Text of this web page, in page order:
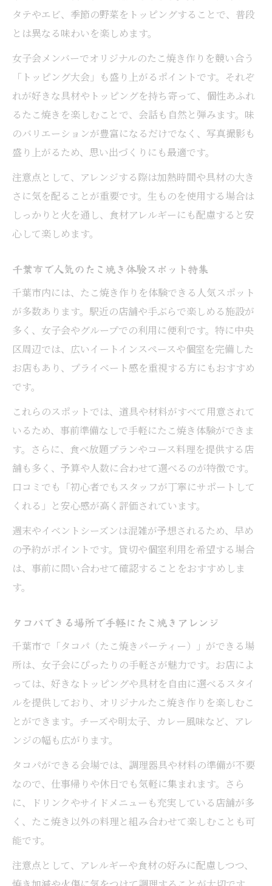
たこ焼き女子会で人気のトッピングアイデ
ア
みんなで楽しむたこ焼きの盛り付けポイン
ト
新鮮食材を活かしたたこ焼きの新発見
千葉市の新鮮食材でたこ焼きアレンジ体験
たこ焼きを地元野菜や魚介で美味しく創作
素材を活かしたたこ焼きで女子会に驚きを
たこ焼きアレンジに千葉産食材がおすすめ
たこ焼きパーティーのワクワクを千葉で叶える
力
たこ焼きパーティーで女子会がもっと楽し
く
手ぶらで参加できる千葉のタコパスポット
たこ焼き女子会の盛り上げ方と工夫ポイン
ト
SNS映えする変わり種たこ焼き作りのヒント
たこ焼きでSNS映えを叶えるアレンジ術
千葉市女子会で試したい変わり種たこ焼き
インスタ映えするたこ焼きアレンジの秘訣
駅近で手ぶら楽しむたこ焼きイベント案内
千葉駅近で手ぶら参加たこ焼きイベント体
紹介
タコパできる場所千葉で手軽にイベント開
催
千葉市で駅近たこ焼きイベントの選び方
手ぶら女子会に最適なたこ焼き体験の魅力
タテやエビ、季節の野菜をトッピングすることで、普段
とは異なる味わいを楽しめます。
女子会メンバーでオリジナルのたこ焼き作りを競い合う
「トッピング大会」も盛り上がるポイントです。それぞ
れが好きな具材やトッピングを持ち寄って、個性あふれ
るたこ焼きを楽しむことで、会話も自然と弾みます。味
のバリエーションが豊富になるだけでなく、写真撮影も
盛り上がるため、思い出づくりにも最適です。
注意点として、アレンジする際は加熱時間や具材の大き
さに気を配ることが重要です。生ものを使用する場合は
しっかりと火を通し、食材アレルギーにも配慮すると安
心して楽しめます。
千葉市で人気のたこ焼き体験スポット特集
千葉市内には、たこ焼き作りを体験できる人気スポット
が多数あります。駅近の店舗や手ぶらで楽しめる施設が
多く、女子会やグループでの利用に便利です。特に中央
区周辺では、広いイートインスペースや個室を完備した
お店もあり、プライベート感を重視する方にもおすすめ
です。
これらのスポットでは、道具や材料がすべて用意されて
いるため、事前準備なしで手軽にたこ焼き体験ができま
す。さらに、食べ放題プランやコース料理を提供する店
舗も多く、予算や人数に合わせて選べるのが特徴です。
口コミでも「初心者でもスタッフが丁寧にサポートして
くれる」と安心感が高く評価されています。
週末やイベントシーズンは混雑が予想されるため、早め
の予約がポイントです。貸切や個室利用を希望する場合
は、事前に問い合わせて確認することをおすすめしま
す。
タコパできる場所で手軽にたこ焼きアレンジ
千葉市で「タコパ（たこ焼きパーティー）」ができる場
所は、女子会にぴったりの手軽さが魅力です。お店によ
っては、好きなトッピングや具材を自由に選べるスタイ
ルを提供しており、オリジナルたこ焼き作りを楽しむこ
とができます。チーズや明太子、カレー風味など、アレ
ンジの幅も広がります。
タコパができる会場では、調理器具や材料の準備が不要
なので、仕事帰りや休日でも気軽に集まれます。さら
に、ドリンクやサイドメニューも充実している店舗が多
く、たこ焼き以外の料理と組み合わせて楽しむことも可
能です。
注意点として、アレルギーや食材の好みに配慮しつつ、